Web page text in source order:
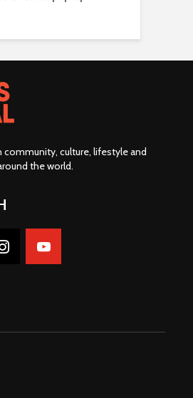
culture, lifestyle and
the world.